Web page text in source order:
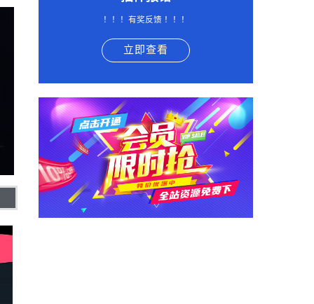
！！！有奖反馈 ！！！
立即查看